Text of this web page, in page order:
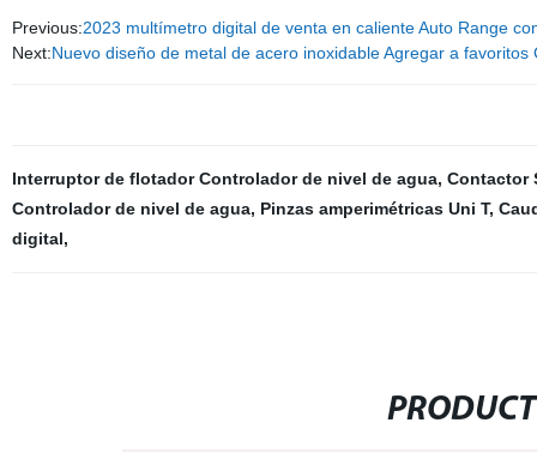
Previous:2023 multímetro digital de venta en caliente Auto Range
Next:Nuevo diseño de metal de acero inoxidable Agregar a
Interruptor de flotador Controlador de nivel de agua, Contactor
Controlador de nivel de agua, Pinzas amperimétricas Uni T,
digital,